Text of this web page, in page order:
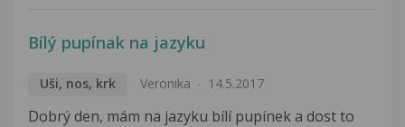
Bílý pupínak na jazyku
Uši, nos, krk Veronika 14.5.2017
Dobrý den, mám na jazyku bílí pupínek a dost to